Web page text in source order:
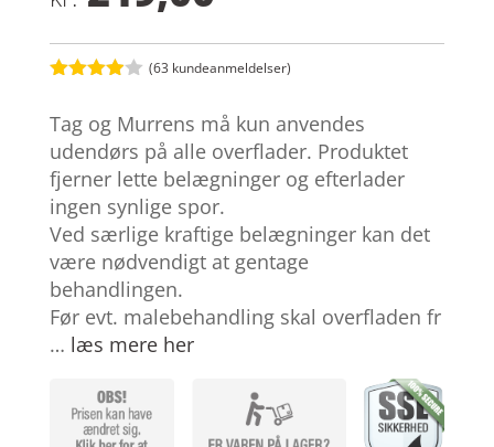
ud af 5
baseret
på
kundebed
ømmelse
r
(63 kundeanmeldelser)
Tag og Murrens må kun anvendes
udendørs på alle overflader. Produktet
fjerner lette belægninger og efterlader
ingen synlige spor.
Ved særlige kraftige belægninger kan det
være nødvendigt at gentage
behandlingen.
Før evt. malebehandling skal overfladen fr
… læs mere her